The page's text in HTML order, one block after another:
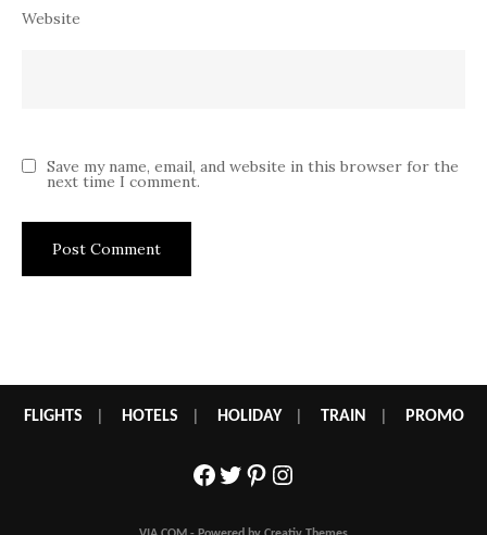
Website
Save my name, email, and website in this browser for the
next time I comment.
FLIGHTS HOTELS HOLIDAY| TRAIN PROMO
Facebook
Twitter
Pinterest
Instagram